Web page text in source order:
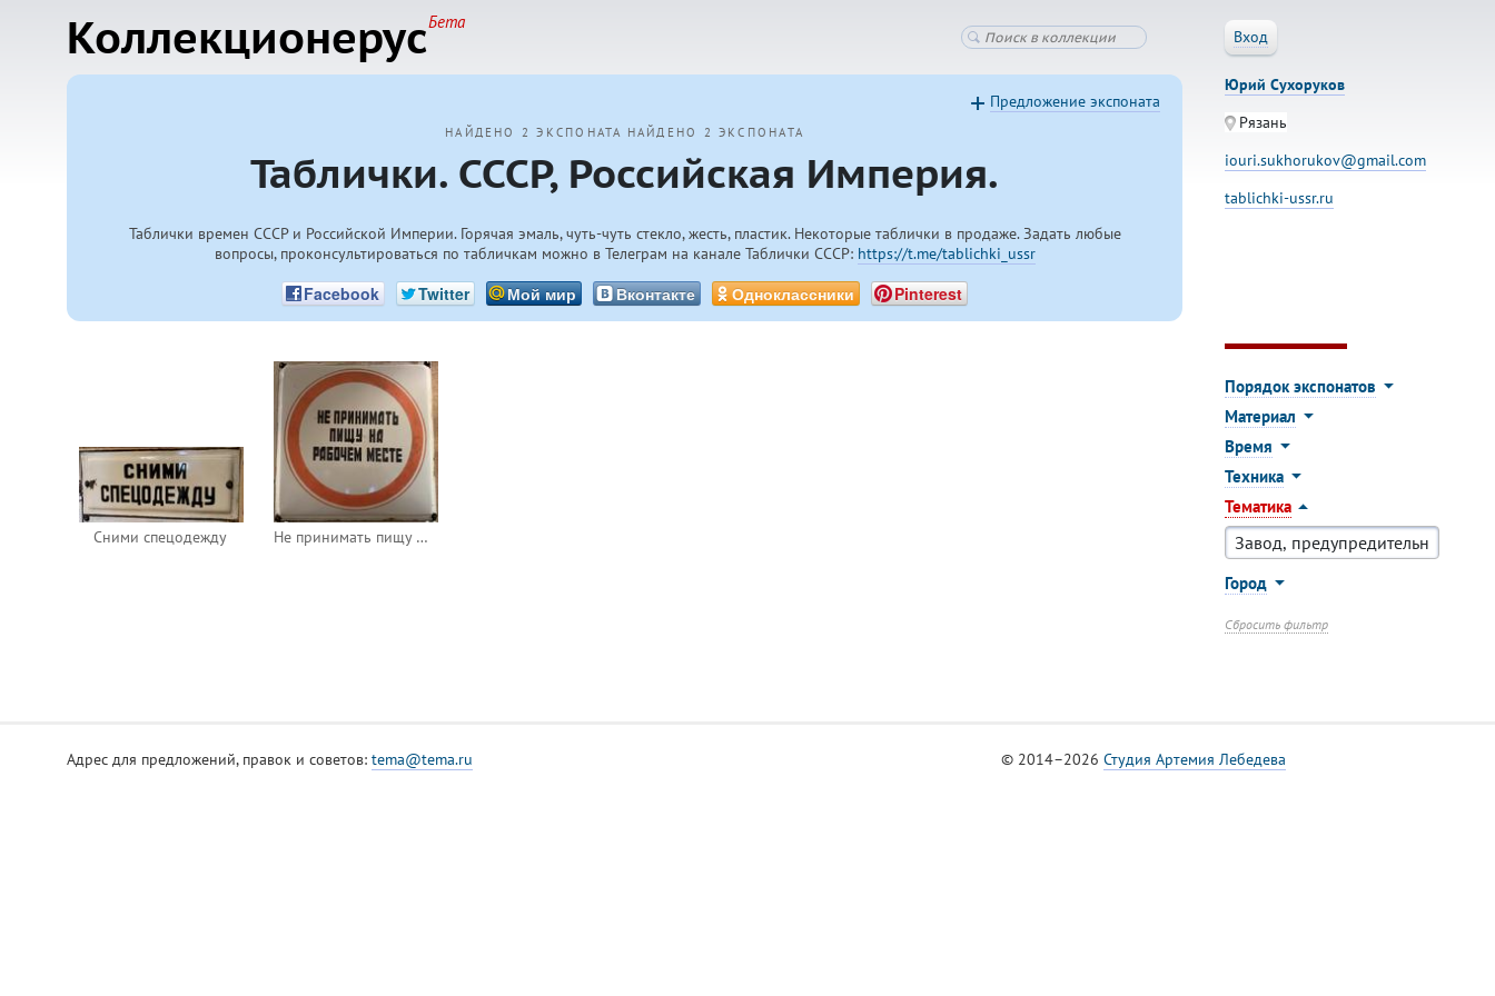
КоллекционерусБета
Вход
НАЙДЕНО 2 ЭКСПОНАТА НАЙДЕНО 2 ЭКСПОНАТА
Таблички. СССР, Российская Империя.
Таблички времен СССР и Российской Империи. Горячая эмаль, чуть-чуть стекло, жесть, пластик. Некоторые таблички в продаже. Задать любые
вопросы, проконсультироваться по табличкам можно в Телеграм на канале Таблички СССР: https://t.me/tablichki_ussr
Facebook Twitter Мой мир Вконтакте Одноклассники Pinterest
Предложение экспоната
Юрий Сухоруков
Рязань
iouri.sukhorukov@gmail.com
tablichki-ussr.ru
Сними спецодежду Не принимать пищу на рабочем месте
Порядок экспонатов
Материал
Время
Техника
Тематика
Город
Сбросить фильтр
Адрес для предложений, правок и советов: tema@tema.ru © 2014–2026Студия Артемия Лебедева